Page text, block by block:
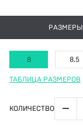
РАЗМЕРЫ
8 8.5
ТАБЛИЦА РАЗМЕРОВ
КОЛИЧЕСТВО −